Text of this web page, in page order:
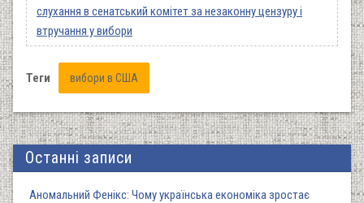
слухання в сенатський комітет за незаконну цензуру і
втручання у вибори
Теги вибори в США
Останні записи
Аномальний Фенікс: Чому українська економіка зростає